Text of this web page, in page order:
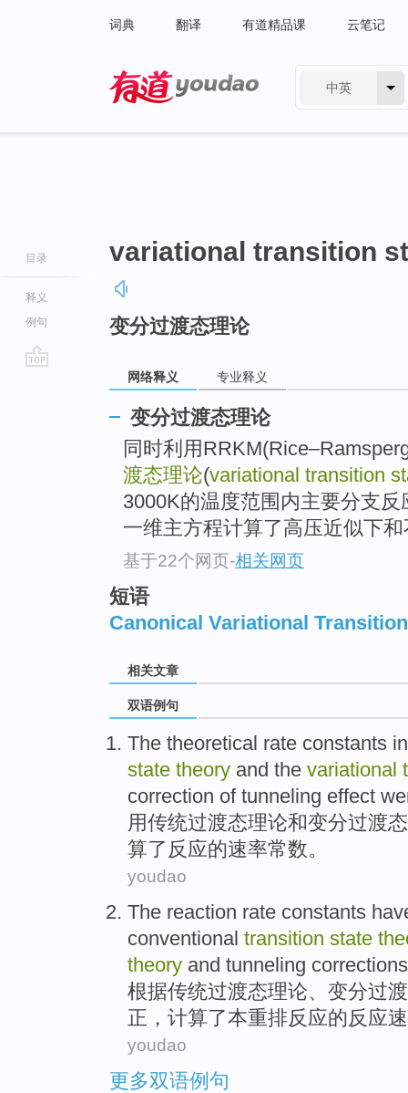
词典 翻译 有道精品课 云笔记
中英
目录
释义
例句
variational transition
变分过渡态理论
网络释义 专业释义
变分过渡态理论
同时利用
渡态理论(variational transition
3000K的温度范围内主要分支
一维主方程计算了高压近似下
基于22个网页-相关网页
短语
Canonical Variational
相关文章
双语例句
The theoretical rate constants in
state theory and the variational
correction of tunneling effect
用传统过渡态理论和变分过渡态
算了 反应的速率常数。
youdao
The reaction rate constants
conventional transition state
theory and tunneling
根据传统过渡态理论、 变分过
正 ， 计算了本重排反应的反应
youdao
更多双语例句